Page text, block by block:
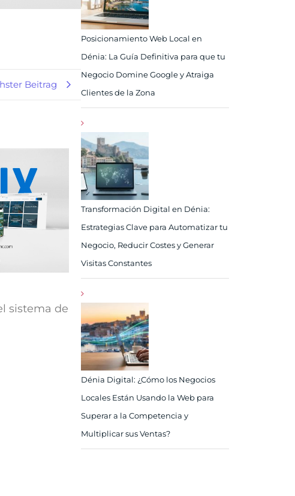
Beitrag
sistema de
Posicionamiento Web Local en
Dénia: La Guía Definitiva para que tu
Negocio Domine Google y Atraiga
Clientes de la Zona
Transformación Digital en Dénia:
Estrategias Clave para Automatizar tu
Negocio, Reducir Costes y Generar
Visitas Constantes
Dénia Digital: ¿Cómo los Negocios
Locales Están Usando la Web para
Superar a la Competencia y
Multiplicar sus Ventas?